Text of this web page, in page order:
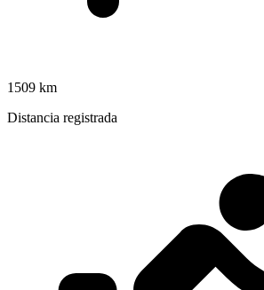
1509 km
Distancia registrada